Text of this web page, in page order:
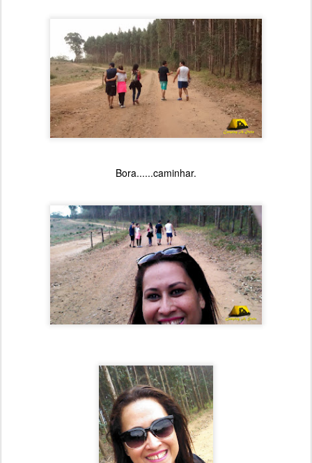
Bora......caminhar.